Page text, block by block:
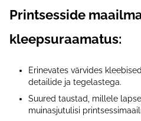
Printsesside
kleepsuraamatus:
Erinevates värvides
detailide ja tegelastega.
Suured taustad, millele
muinasjutulisi